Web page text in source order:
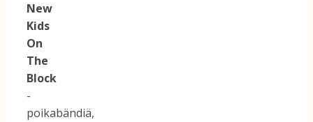
New
Kids
On
The
Block
-
poikabändiä,